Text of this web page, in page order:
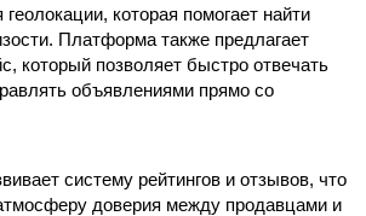
которая помогает найти
Платформа также предлагает
который позволяет быстро отвечать
объявлениями прямо со
систему рейтингов и отзывов, что
доверия между продавцами и